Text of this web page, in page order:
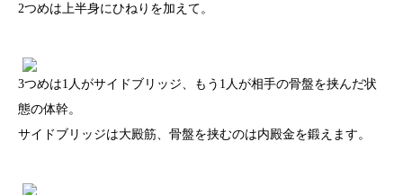
2つめは上半身にひねりを加えて。
3つめは1人がサイドブリッジ、もう1人が相手の骨盤を挟んだ状
態の体幹。
サイドブリッジは大殿筋、骨盤を挟むのは内殿金を鍛えます。